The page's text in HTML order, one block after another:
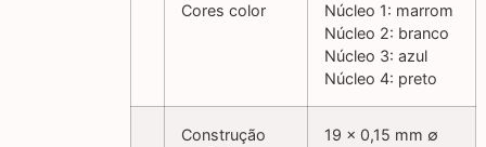
Cores color
Núcleo 1: marrom
Núcleo 2: branco
Núcleo 3: azul
Núcleo 4: preto
Construção
19 x 0,15 mm ∅